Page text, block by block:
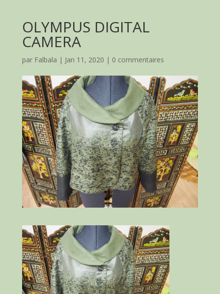
OLYMPUS DIGITAL
CAMERA
par Falbala | Jan 11, 2020 | 0 commentaires